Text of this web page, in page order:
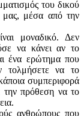
του δικού
μας, μέσα από την
μοναδικό. Δεν
να κάνει αν το
ένα ερώτημα που
τολμήσετε να το
συμπεριφορά
την πρόθεση να το
ανθρώπους που